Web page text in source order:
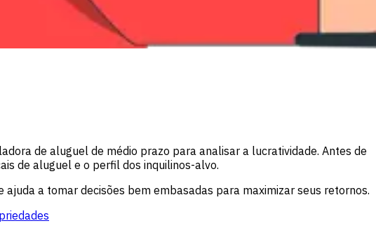
de aluguel de médio prazo para analisar a lucratividade. Antes de
de aluguel e o perfil dos inquilinos-alvo.
a tomar decisões bem embasadas para maximizar seus retornos.